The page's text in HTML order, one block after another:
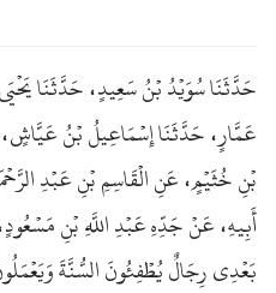
حَدَّثَنَا سُوَيْدُ بْنُ سَعِيدٍ، حَدَّثَنَا
عَمَّارٍ، حَدَّثَنَا إِسْمَاعِيلُ بْنُ
بْنِ خُثَيْمٍ، عَنِ الْقَاسِمِ بْنِ عَبْدِ
أَبِيهِ، عَنْ جَدِّهِ عَبْدِ اللَّهِ بْنِ
بَعْدِي رِجَالٌ يُطْفِئُونَ السُّنَّةَ